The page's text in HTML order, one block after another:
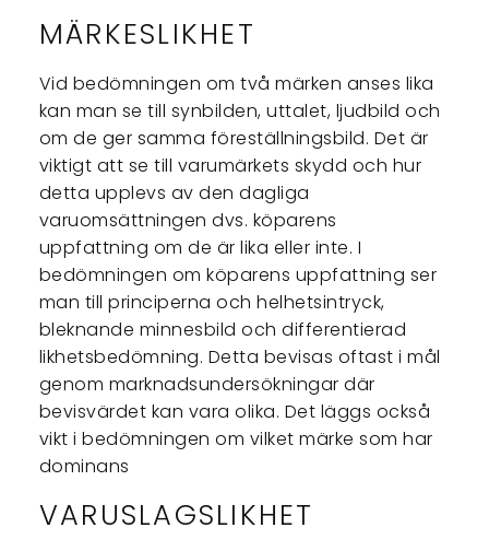
MÄRKESLIKHET
Vid bedömningen om två märken anses lika
kan man se till synbilden, uttalet, ljudbild och
om de ger samma föreställningsbild. Det är
viktigt att se till varumärkets skydd och hur
detta upplevs av den dagliga
varuomsättningen dvs. köparens
uppfattning om de är lika eller inte. I
bedömningen om köparens uppfattning ser
man till principerna och helhetsintryck,
bleknande minnesbild och differentierad
likhetsbedömning. Detta bevisas oftast i mål
genom marknadsundersökningar där
bevisvärdet kan vara olika. Det läggs också
vikt i bedömningen om vilket märke som har
dominans
VARUSLAGSLIKHET